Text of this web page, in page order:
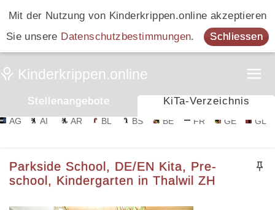
Mit der Nutzung von Kinderkrippen.online akzeptieren
Sie unsere Datenschutzbestimmungen. Schliessen
Stellenangebote KiTa-Verzeichnis
AG AI AR BL BS BE FR GE GL
Parkside School, DE/EN Kita, Pre-
school, Kindergarten in Thalwil ZH